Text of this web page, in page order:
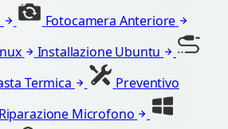
Fotocamera Anteriore
Installazione Ubuntu
Termica
Preventivo
Riparazione Microfono